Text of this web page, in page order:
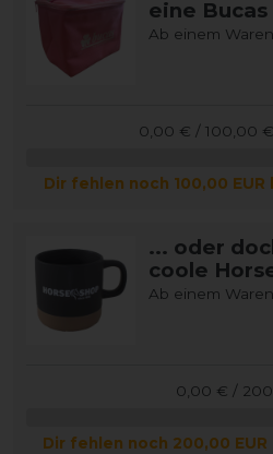
eine
Ab einem
0,00 € / 100,00 €
Dir fehlen noch 100,00 EUR
... oder
coole
Ab einem
0,00 € /
Dir fehlen noch 200,00